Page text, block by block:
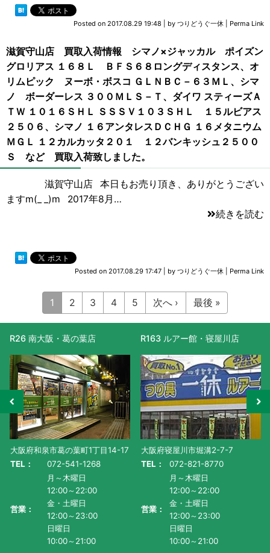
Posted on 2017.08.29 19:48 by つりどうぐ一休 Perma Link
滋賀守山店 買取入荷情報 シマノ×ジャッカル ポイズン
グロリアス １６８Ｌ ＢＦＳ６８ロングディスタンス、オ
リムピック ヌーボ・ボスコ ＧＬＮＢＣ－６３ＭＬ、シマ
ノ ボーダーレス ３００ＭＬＳ－Ｔ、ダイワ スティーズＡ
ＴＷ １０１６ＳＨＬ ＳＳＳＶ１０３ＳＨＬ １５ルビアス
２５０６、シマノ １６アンタレスＤＣＨＧ １６メタニウム
ＭＧＬ １２カルカッタ２０１ １２バンキッシュ２５００
Ｓ など 買取入荷致しました。
滋賀守山店 本日もお売り頂き、ありがとうござい
ますm(_ _)m 2017年8月…
続きを読む
Posted on 2017.08.29 17:47 by つりどうぐ一休 Perma Link
1 2 3 4 5 次へ › 最後 »
R26 南大阪・葛の葉店
大阪府和泉市葛の葉町1丁目14-17
TEL：
072-541-1268
営業：
月～木曜日
12:00～22:00
金・土曜日
12:00～23:00
日曜日
10:00～21:00
R163 ルアー館・寝屋川店
大阪府寝屋川市堀溝2-7-7
TEL：
072-821-8770
営業：
月～木曜日
12:00～22:00
金・土曜日
12:00～23:00
日曜日
10:00～21:00